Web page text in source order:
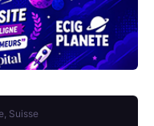
Suisse